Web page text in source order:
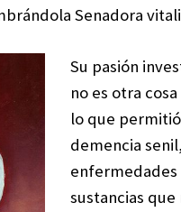
Senadora
Su pasión
no es otra
lo que
demencia
sustancias